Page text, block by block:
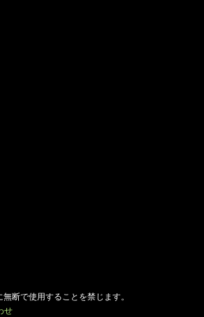
断で使用することを禁じます。
せ